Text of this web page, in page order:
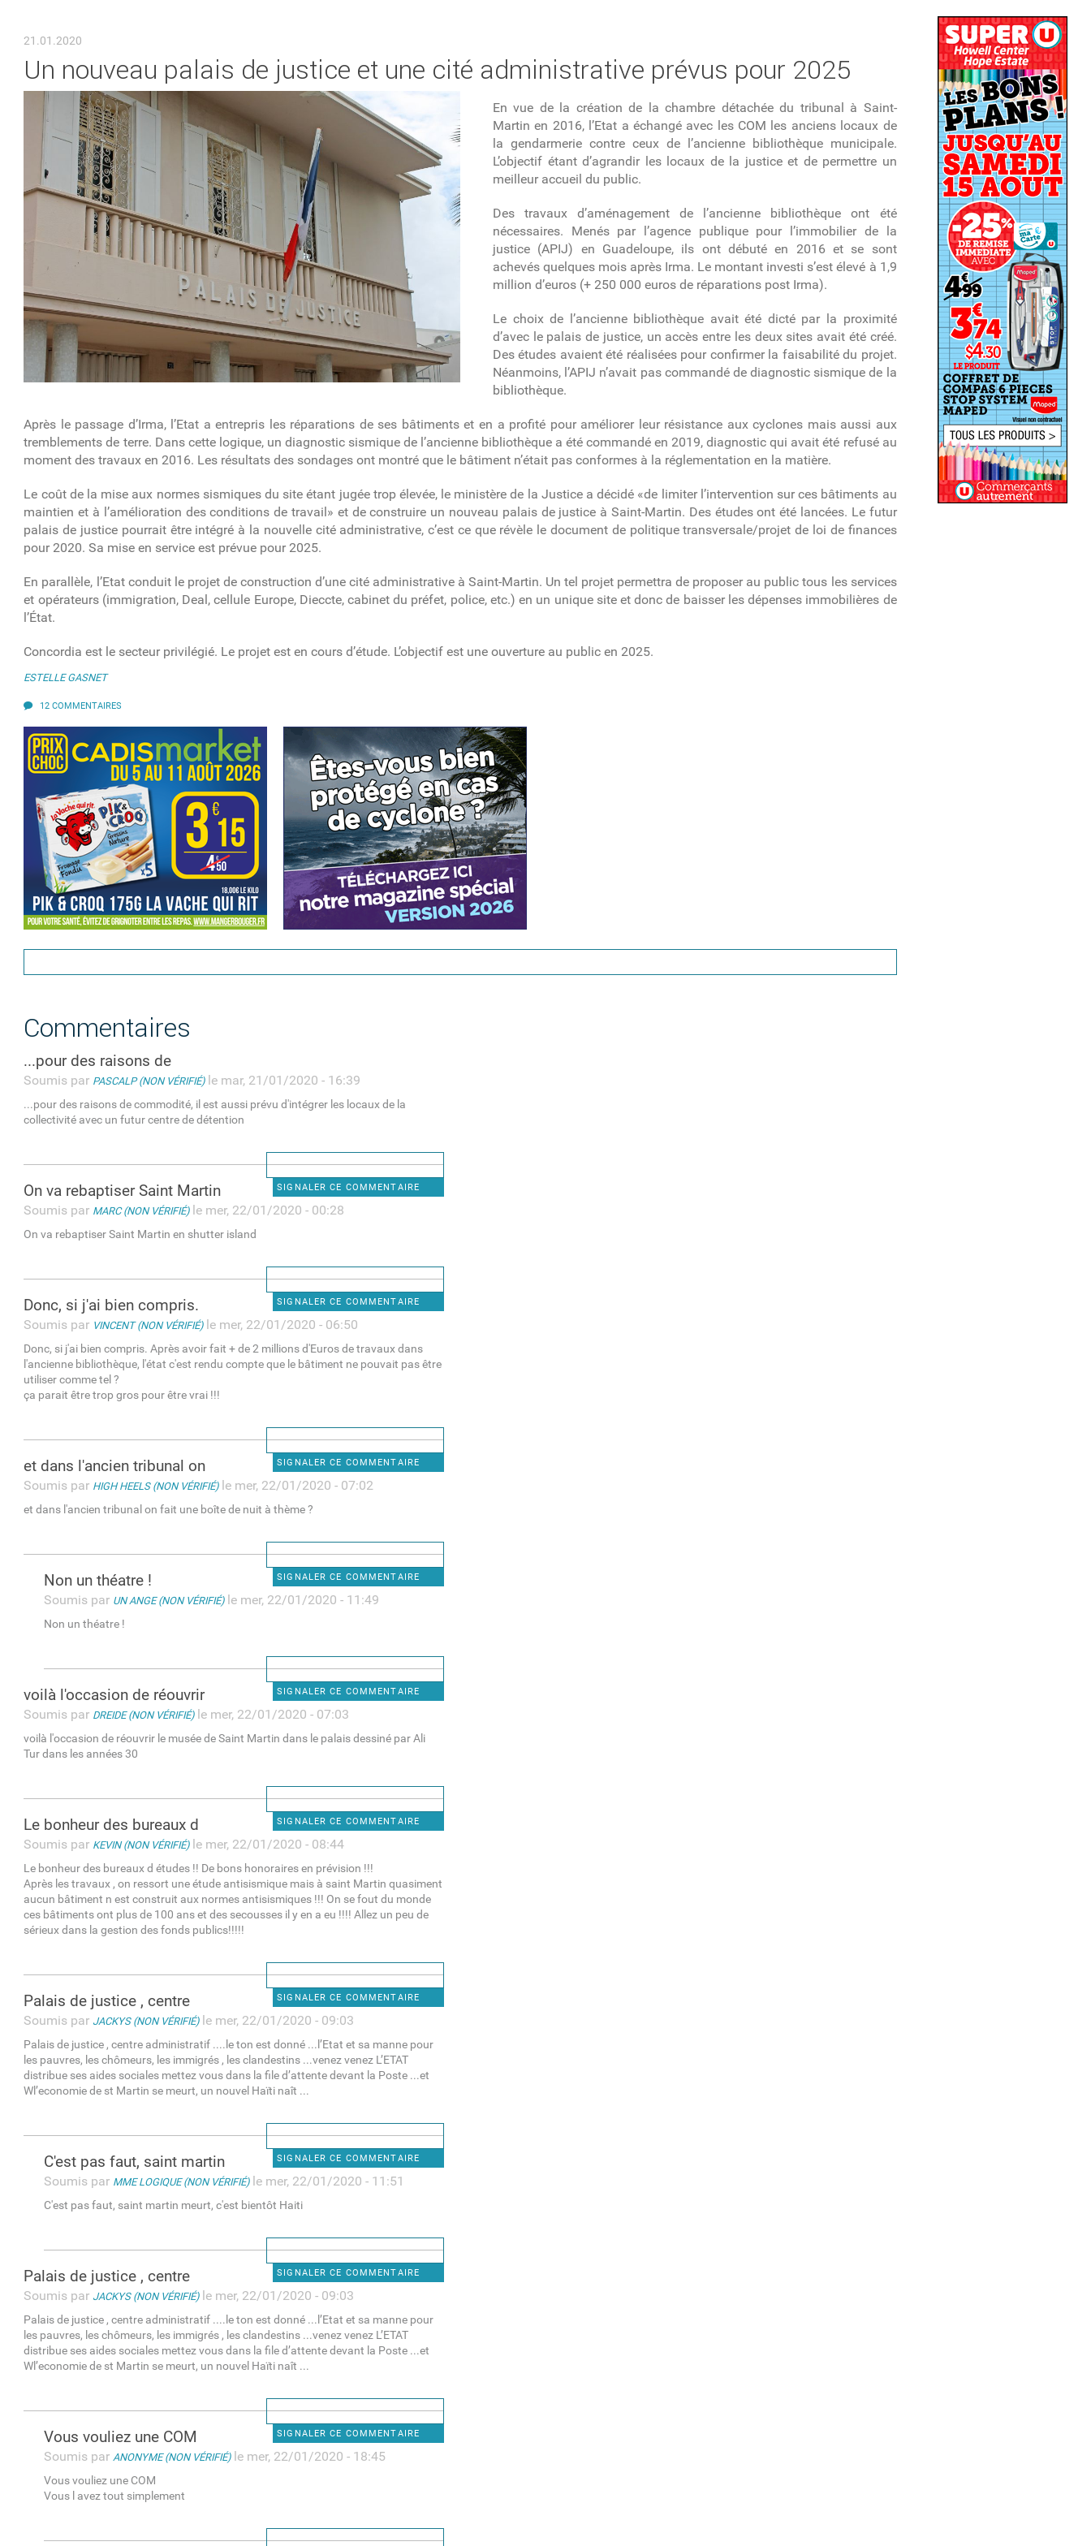
21.01.2020
Un nouveau palais de justice et une cité administrative prévus pour 2025
En vue de la création de la chambre détachée du tribunal à Saint-
Martin en 2016, l’Etat a échangé avec les COM les anciens locaux de
la gendarmerie contre ceux de l’ancienne bibliothèque municipale.
L’objectif étant d’agrandir les locaux de la justice et de permettre un
meilleur accueil du public.
Des travaux d’aménagement de l’ancienne bibliothèque ont été
nécessaires. Menés par l’agence publique pour l’immobilier de la
justice (APIJ) en Guadeloupe, ils ont débuté en 2016 et se sont
achevés quelques mois après Irma. Le montant investi s’est élevé à 1,9
million d’euros (+ 250 000 euros de réparations post Irma).
Le choix de l’ancienne bibliothèque avait été dicté par la proximité
d’avec le palais de justice, un accès entre les deux sites avait été créé.
Des études avaient été réalisées pour confirmer la faisabilité du projet.
Néanmoins, l’APIJ n’avait pas commandé de diagnostic sismique de la
bibliothèque.
Après le passage d’Irma, l’Etat a entrepris les réparations de ses bâtiments et en a profité pour améliorer leur résistance aux cyclones mais aussi aux
tremblements de terre. Dans cette logique, un diagnostic sismique de l’ancienne bibliothèque a été commandé en 2019, diagnostic qui avait été refusé au
moment des travaux en 2016. Les résultats des sondages ont montré que le bâtiment n’était pas conformes à la réglementation en la matière.
Le coût de la mise aux normes sismiques du site étant jugée trop élevée, le ministère de la Justice a décidé «de limiter l’intervention sur ces bâtiments au
maintien et à l’amélioration des conditions de travail» et de construire un nouveau palais de justice à Saint-Martin. Des études ont été lancées. Le futur
palais de justice pourrait être intégré à la nouvelle cité administrative, c’est ce que révèle le document de politique transversale/projet de loi de finances
pour 2020. Sa mise en service est prévue pour 2025.
En parallèle, l’Etat conduit le projet de construction d’une cité administrative à Saint-Martin. Un tel projet permettra de proposer au public tous les services
et opérateurs (immigration, Deal, cellule Europe, Dieccte, cabinet du préfet, police, etc.) en un unique site et donc de baisser les dépenses immobilières de
l’État.
Concordia est le secteur privilégié. Le projet est en cours d’étude. L’objectif est une ouverture au public en 2025.
ESTELLE GASNET
12 COMMENTAIRES
Commentaires
...pour des raisons de
Soumis par PASCALP (NON VÉRIFIÉ)le mar, 21/01/2020 - 16:39
...pour des raisons de commodité, il est aussi prévu d'intégrer les locaux de la
collectivité avec un futur centre de détention
SIGNALER CE COMMENTAIRE
On va rebaptiser Saint Martin
Soumis par MARC (NON VÉRIFIÉ)le mer, 22/01/2020 - 00:28
On va rebaptiser Saint Martin en shutter island
SIGNALER CE COMMENTAIRE
Donc, si j'ai bien compris.
Soumis par VINCENT (NON VÉRIFIÉ)le mer, 22/01/2020 - 06:50
Donc, si j'ai bien compris. Après avoir fait + de 2 millions d'Euros de travaux dans
l'ancienne bibliothèque, l'état c'est rendu compte que le bâtiment ne pouvait pas être
utiliser comme tel ?
ça parait être trop gros pour être vrai !!!
SIGNALER CE COMMENTAIRE
et dans l'ancien tribunal on
Soumis par HIGH HEELS (NON VÉRIFIÉ)le mer, 22/01/2020 - 07:02
et dans l'ancien tribunal on fait une boîte de nuit à thème ?
SIGNALER CE COMMENTAIRE
Non un théatre !
Soumis par UN ANGE (NON VÉRIFIÉ)le mer, 22/01/2020 - 11:49
Non un théatre !
SIGNALER CE COMMENTAIRE
voilà l'occasion de réouvrir
Soumis par DREIDE (NON VÉRIFIÉ)le mer, 22/01/2020 - 07:03
voilà l'occasion de réouvrir le musée de Saint Martin dans le palais dessiné par Ali
Tur dans les années 30
SIGNALER CE COMMENTAIRE
Le bonheur des bureaux d
Soumis par KEVIN (NON VÉRIFIÉ)le mer, 22/01/2020 - 08:44
Le bonheur des bureaux d études !! De bons honoraires en prévision !!!
Après les travaux , on ressort une étude antisismique mais à saint Martin quasiment
aucun bâtiment n est construit aux normes antisismiques !!! On se fout du monde
ces bâtiments ont plus de 100 ans et des secousses il y en a eu !!!! Allez un peu de
sérieux dans la gestion des fonds publics!!!!!
SIGNALER CE COMMENTAIRE
Palais de justice , centre
Soumis par JACKYS (NON VÉRIFIÉ)le mer, 22/01/2020 - 09:03
Palais de justice , centre administratif ....le ton est donné ...l’Etat et sa manne pour
les pauvres, les chômeurs, les immigrés , les clandestins ...venez venez L’ETAT
distribue ses aides sociales mettez vous dans la file d’attente devant la Poste ...et
Wl’economie de st Martin se meurt, un nouvel Haïti naît ...
SIGNALER CE COMMENTAIRE
C'est pas faut, saint martin
Soumis par MME LOGIQUE (NON VÉRIFIÉ)le mer, 22/01/2020 - 11:51
C'est pas faut, saint martin meurt, c'est bientôt Haiti
SIGNALER CE COMMENTAIRE
Palais de justice , centre
Soumis par JACKYS (NON VÉRIFIÉ)le mer, 22/01/2020 - 09:03
Palais de justice , centre administratif ....le ton est donné ...l’Etat et sa manne pour
les pauvres, les chômeurs, les immigrés , les clandestins ...venez venez L’ETAT
distribue ses aides sociales mettez vous dans la file d’attente devant la Poste ...et
Wl’economie de st Martin se meurt, un nouvel Haïti naît ...
SIGNALER CE COMMENTAIRE
Vous vouliez une COM
Soumis parANONYME (NON VÉRIFIÉ)le mer, 22/01/2020 - 18:45
Vous vouliez une COM
Vous l avez tout simplement